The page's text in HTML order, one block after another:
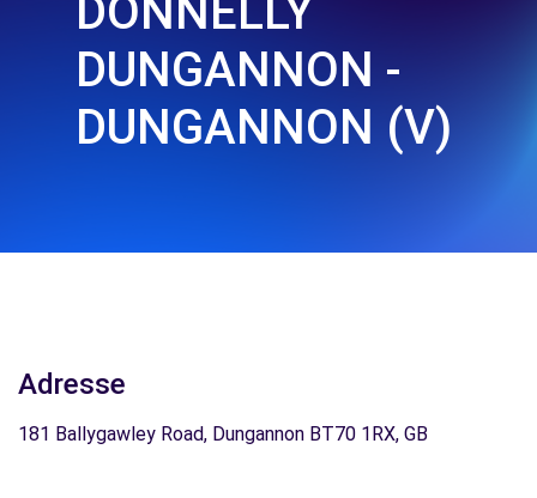
DONNELLY
DUNGANNON -
DUNGANNON (V)
Adresse
181 Ballygawley Road, Dungannon BT70 1RX, GB